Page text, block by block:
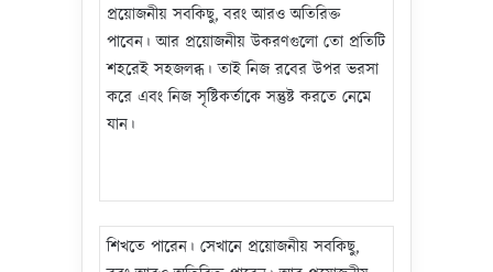
প্রয়োজনীয় সবকিছু, বরং আরও অতিরিক্ত
পাবেন। আর প্রয়োজনীয় উকরণগুলো তো প্রতিটি
শহরেই সহজলব্ধ। তাই নিজ রবের উপর ভরসা
করে এবং নিজ সৃষ্টিকর্তাকে সন্তুষ্ট করতে নেমে
যান।
শিখতে পারেন। সেখানে প্রয়োজনীয় সবকিছু,